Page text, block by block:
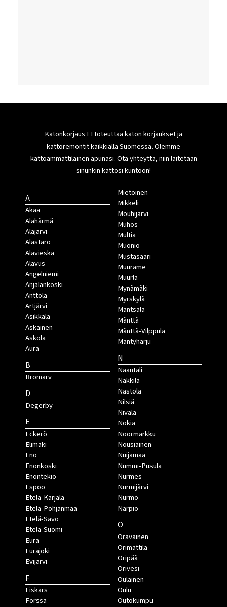
Katonkorjaus FI toteuttaa katon korjaukset ja
kattoremontit kaikkialla Suomessa. Olemme
kattoammattilainen apunasi. Ota yhteyttä, niin laitetaan
sinunkin kattosi kuntoon!
A
Akaa
Alahärmä
Alajärvi
Alastaro
Alavieska
Alavus
Angelniemi
Anjalankoski
Anttola
Artjärvi
Asikkala
Askainen
Askola
Aura
B
Bromarv
D
Degerby
E
Eckerö
Elimäki
Eno
Enonkoski
Enontekiö
Espoo
Etelä-Karjala
Etelä-Pohjanmaa
Etelä-Savo
Etelä-Suomi
Eura
Eurajoki
Evijärvi
F
Fiskars
Forssa
Mietoinen
Mikkeli
Mouhijärvi
Muhos
Multia
Muonio
Mustasaari
Muurame
Muurla
Mynämäki
Myrskylä
Mäntsälä
Mänttä
Mänttä-Vilppula
Mäntyharju
N
Naantali
Nakkila
Nastola
Nilsiä
Nivala
Nokia
Noormarkku
Nousiainen
Nuijamaa
Nummi-Pusula
Nurmes
Nurmijärvi
Nurmo
Närpiö
O
Oravainen
Orimattila
Oripää
Orivesi
Oulainen
Oulu
Outokumpu